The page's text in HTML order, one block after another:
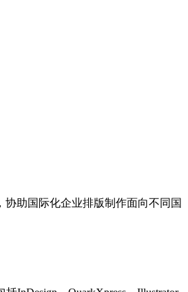
协助国际化企业排版制作面向不同国